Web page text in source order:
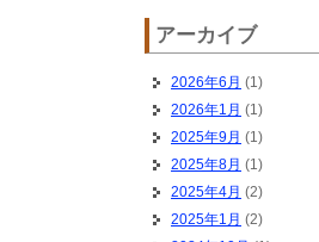
アーカイブ
2026年6月 (1)
2026年1月 (1)
2025年9月 (1)
2025年8月 (1)
2025年4月 (2)
2025年1月 (2)